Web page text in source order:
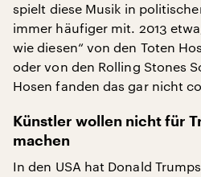
spielt diese Musik in
immer häufiger mit. 2013
wie diesen“ von den Toten
oder von den Rolling Stones
Hosen fanden das gar nicht
Künstler wollen nicht für
machen
In den USA hat Donald